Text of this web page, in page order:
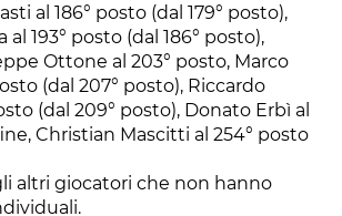
al 186° posto (dal 179° posto),
al 193° posto (dal 186° posto),
Ottone al 203° posto, Marco
(dal 207° posto), Riccardo
(dal 209° posto), Donato Erbì al
Christian Mascitti al 254° posto
altri giocatori che non hanno